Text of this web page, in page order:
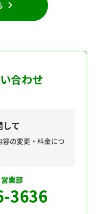
公表事項
放送番組審議会
合わせ
て
の変更・料金につ
業部
3636